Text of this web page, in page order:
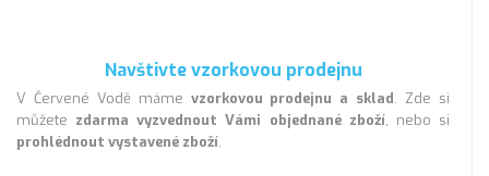
Navštivte vzorkovou prodejnu
V Červené Vodě máme vzorkovou prodejnu a sklad. Zde si
můžete zdarma vyzvednout Vámi objednané zboží, nebo si
prohlédnout vystavené zboží.